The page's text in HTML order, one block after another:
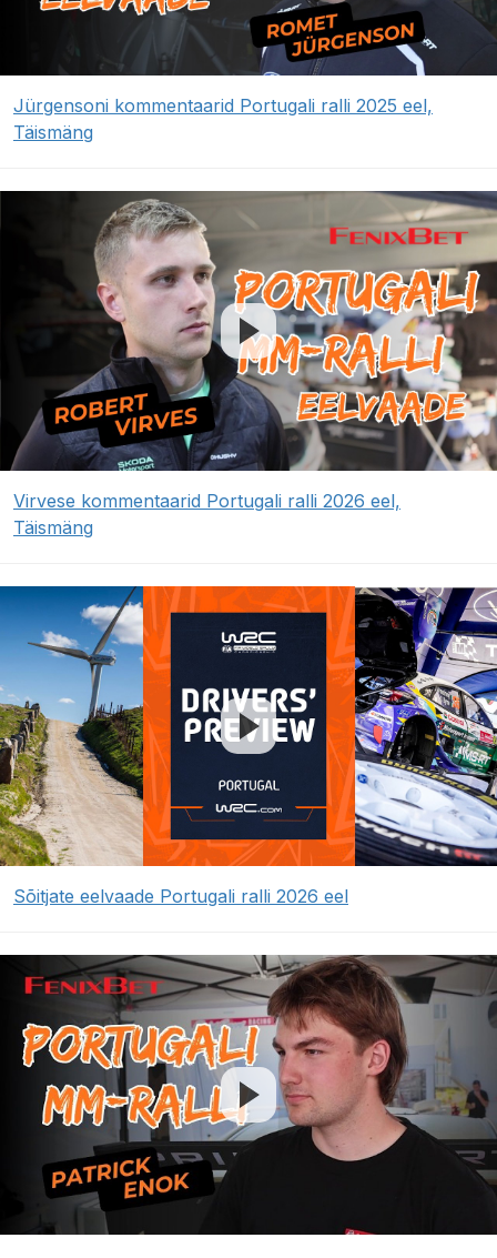
Jürgensoni kommentaarid Portugali ralli 2025 eel,
Täismäng
Virvese kommentaarid Portugali ralli 2026 eel,
Täismäng
Sõitjate eelvaade Portugali ralli 2026 eel